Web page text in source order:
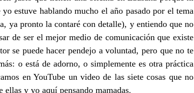
estuve hablando mucho el año pasado por el tema
ya pronto la contaré con detalle), y entiendo que no
de ser el mejor medio de comunicación que existe
se puede hacer pendejo a voluntad, pero que no te
o está de adorno, o simplemente es otra práctica
en YouTube un video de las siete cosas que no
ellas y yo aquí pensando mamadas.